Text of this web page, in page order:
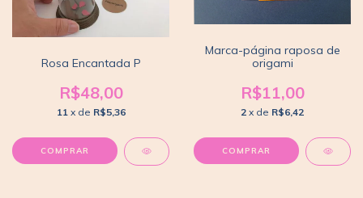
Rosa Encantada P
R$48,00
11 x de R$5,36
Marca-página raposa de
origami
R$11,00
2 x de R$6,42
COMPRAR